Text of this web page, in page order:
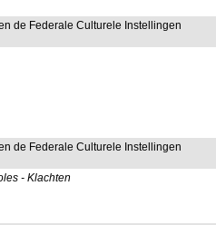
de Federale Culturele Instellingen
de Federale Culturele Instellingen
- Klachten